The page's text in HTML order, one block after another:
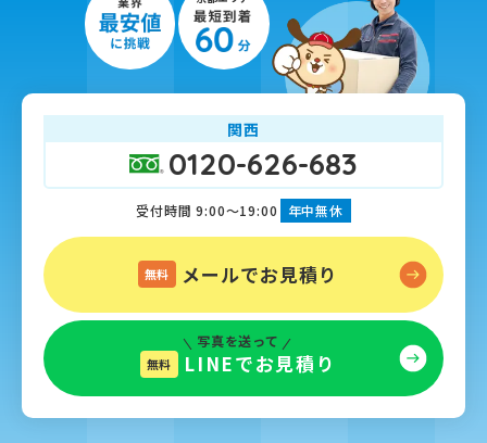
関西
0120-626-683
受付時間 9:00～19:00 年中無休
無料 メールでお見積り
写真を送って
無料 LINEでお見積り